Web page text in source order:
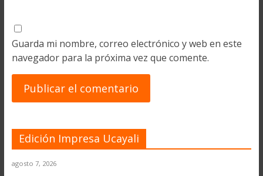
Guarda mi nombre, correo electrónico y web en este
navegador para la próxima vez que comente.
Edición Impresa Ucayali
agosto 7, 2026